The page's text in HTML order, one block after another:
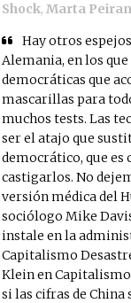
Shock,Marta
Hay otros
Alemania, en los
democráticas que
mascarillas para
muchos tests. Las
ser el atajo que
democrático, que es
castigarlos. No
versión médica del
sociólogo Mike
instale en la
Capitalismo
Klein en
si las cifras de